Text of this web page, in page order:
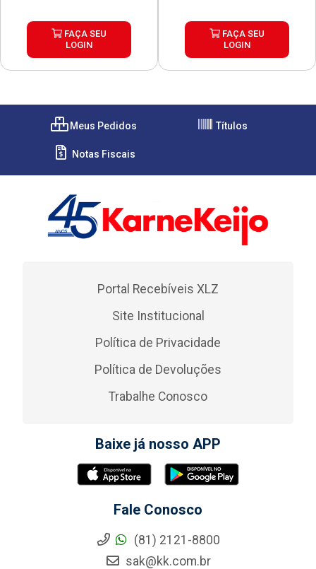
FAÇA SEU
LOGIN
FAÇA SEU
LOGIN
Meus Pedidos Títulos
Notas Fiscais
Portal Recebíveis XLZ
Site Institucional
Política de Privacidade
Política de Devoluções
Trabalhe Conosco
Baixe já nosso APP
Fale Conosco
(81) 2121-8800
sak@kk.com.br